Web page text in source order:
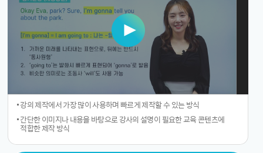
강의 제작에서 가장 많이 사용하며 빠르게 제작할 수 있는 방식
간단한 이미지나 내용을 바탕으로 강사의 설명이 필요한 교육 콘텐츠에
적합한 제작 방식